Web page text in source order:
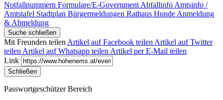
Notfallnummern Formulare/E-Government Abfallinfo Amtsinfo /
Amtstafel Stadtplan Bürgermeldungen Rathaus Hunde Anmeldung
& Abmeldung
Suche schließen
Mit Freunden teilen Artikel auf Facebook teilen Artikel auf Twitter
teilen Artikel auf Whatsapp teilen Artikel per E-Mail teilen
Link
Schließen
Passwortgeschützer Bereich